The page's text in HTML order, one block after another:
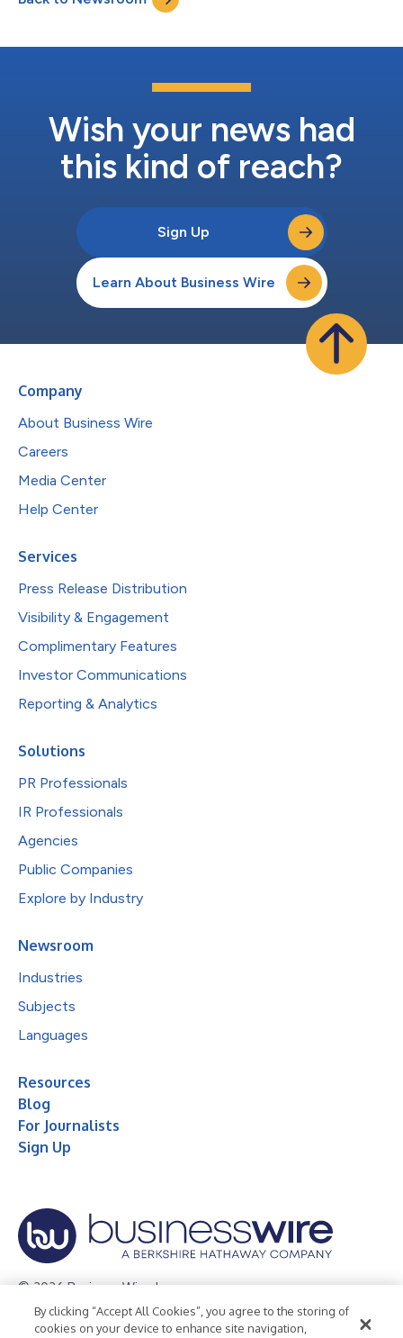
rappresenta la causa pi...
Wish your news had
this kind of reach?
Sign Up
Learn About Business Wire
Company
About Business Wire
Careers
Media Center
Help Center
Services
Press Release Distribution
Visibility & Engagement
Complimentary Features
Investor Communications
Reporting & Analytics
Solutions
PR Professionals
IR Professionals
Agencies
Public Companies
Explore by Industry
Newsroom
Industries
Subjects
Languages
Resources
Blog
For Journalists
Sign Up
© 2026 Business Wire, Inc.
Privacy Policy Cookie Policy Accessibility Statement
By clicking “Accept All Cookies”, you agree to the storing of
cookies on your device to enhance site navigation,